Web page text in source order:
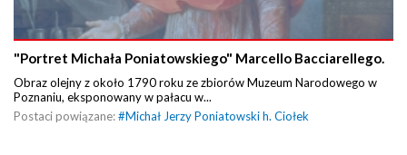
"Portret Michała Poniatowskiego" Marcello Bacciarellego.
Obraz olejny z około 1790 roku ze zbiorów Muzeum Narodowego w
Poznaniu, eksponowany w pałacu w...
Postaci powiązane:#Michał Jerzy Poniatowski h. Ciołek